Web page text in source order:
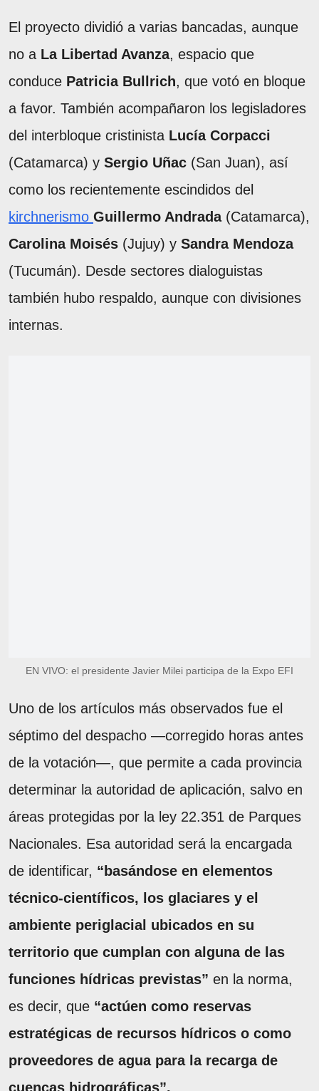
El proyecto dividió a varias bancadas, aunque
no a La Libertad Avanza, espacio que
conduce Patricia Bullrich, que votó en bloque
a favor. También acompañaron los legisladores
del interbloque cristinista Lucía Corpacci
(Catamarca) y Sergio Uñac (San Juan), así
como los recientemente escindidos del
kirchnerismo Guillermo Andrada(Catamarca),
Carolina Moisés (Jujuy) y Sandra Mendoza
(Tucumán). Desde sectores dialoguistas
también hubo respaldo, aunque con divisiones
internas.
EN VIVO: el presidente Javier Milei participa de la Expo EFI
Uno de los artículos más observados fue el
séptimo del despacho —corregido horas antes
de la votación—, que permite a cada provincia
determinar la autoridad de aplicación, salvo en
áreas protegidas por la ley 22.351 de Parques
Nacionales. Esa autoridad será la encargada
de identificar, “basándose en elementos
técnico-científicos, los glaciares y el
ambiente periglacial ubicados en su
territorio que cumplan con alguna de las
funciones hídricas previstas” en la norma,
es decir, que “actúen como reservas
estratégicas de recursos hídricos o como
proveedores de agua para la recarga de
cuencas hidrográficas”.